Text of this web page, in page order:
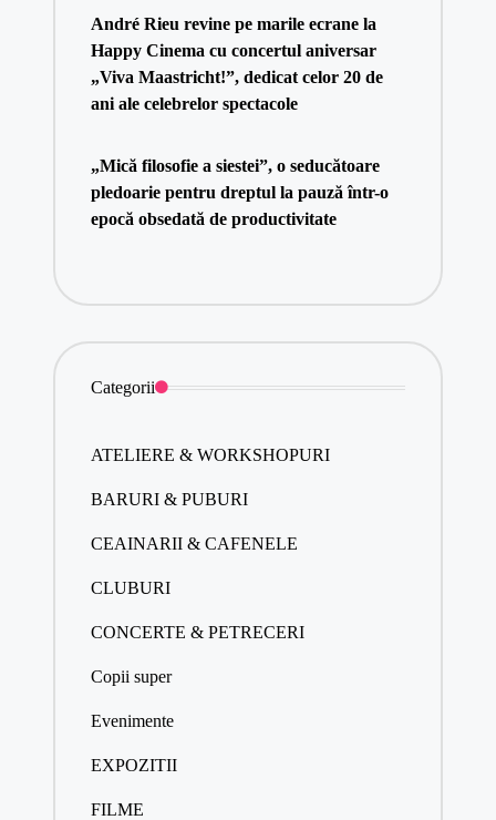
André Rieu revine pe marile ecrane la
Happy Cinema cu concertul aniversar
„Viva Maastricht!”, dedicat celor 20 de
ani ale celebrelor spectacole
„Mică filosofie a siestei”, o seducătoare
pledoarie pentru dreptul la pauză într-o
epocă obsedată de productivitate
Categorii
ATELIERE & WORKSHOPURI
BARURI & PUBURI
CEAINARII & CAFENELE
CLUBURI
CONCERTE & PETRECERI
Copii super
Evenimente
EXPOZITII
FILME